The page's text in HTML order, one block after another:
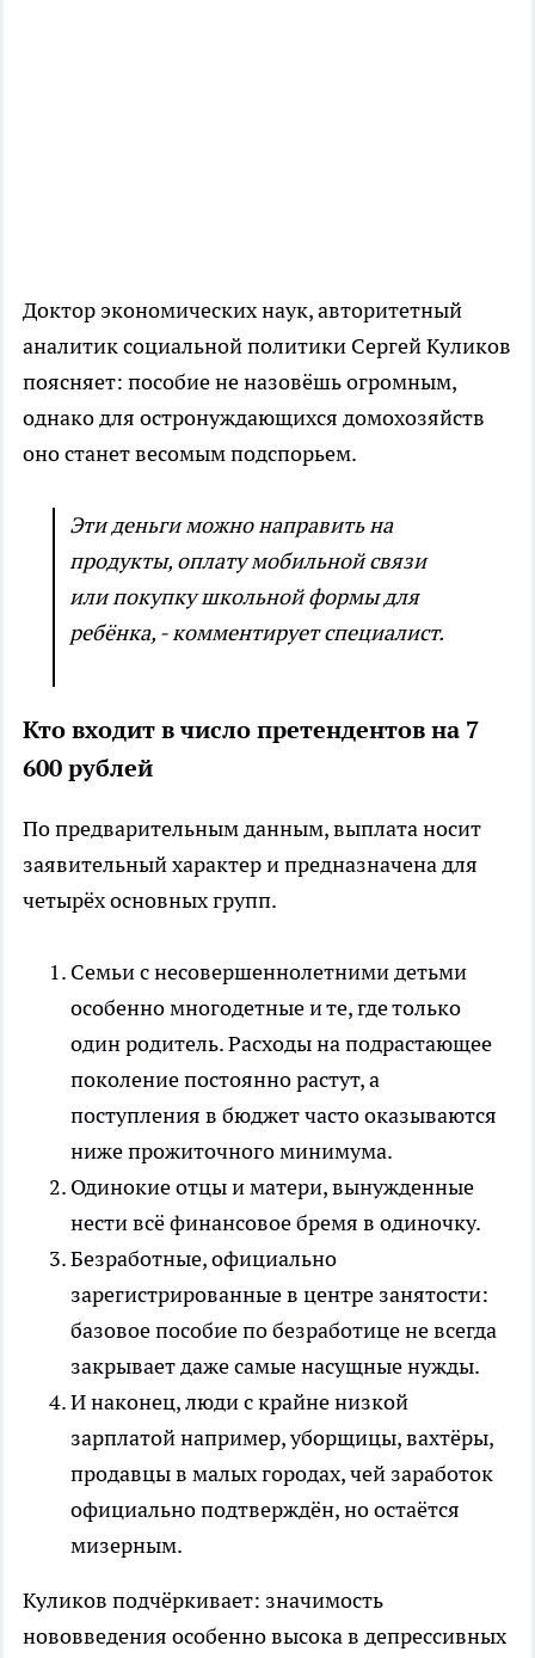
Доктор экономических наук, авторитетный
аналитик социальной политики Сергей Куликов
поясняет: пособие не назовёшь огромным,
однако для остронуждающихся домохозяйств
оно станет весомым подспорьем.
Эти деньги можно направить на
продукты, оплату мобильной связи
или покупку школьной формы для
ребёнка, - комментирует специалист.
Кто входит в число претендентов на 7
600 рублей
По предварительным данным, выплата носит
заявительный характер и предназначена для
четырёх основных групп.
Семьи с несовершеннолетними детьми
особенно многодетные и те, где только
один родитель. Расходы на подрастающее
поколение постоянно растут, а
поступления в бюджет часто оказываются
ниже прожиточного минимума.
Одинокие отцы и матери, вынужденные
нести всё финансовое бремя в одиночку.
Безработные, официально
зарегистрированные в центре занятости:
базовое пособие по безработице не всегда
закрывает даже самые насущные нужды.
И наконец, люди с крайне низкой
зарплатой например, уборщицы, вахтёры,
продавцы в малых городах, чей заработок
официально подтверждён, но остаётся
мизерным.
Куликов подчёркивает: значимость
нововведения особенно высока в депрессивных